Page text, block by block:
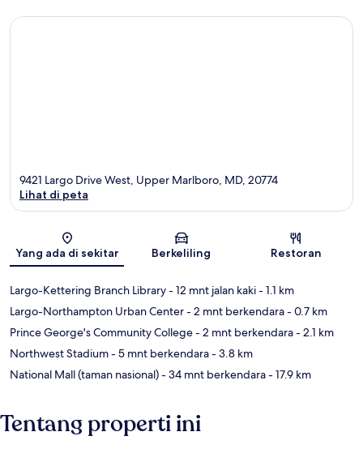
Peta
9421 Largo Drive West, Upper Marlboro, MD, 20774
Lihat di peta
Yang ada di sekitar Berkeliling Restoran
Largo-Kettering Branch Library- 12 mnt jalan kaki- 1.1 km
Largo-Northampton Urban Center- 2 mnt berkendara- 0.7 km
Prince George's Community College- 2 mnt berkendara- 2.1 km
Northwest Stadium- 5 mnt berkendara- 3.8 km
National Mall (taman nasional)- 34 mnt berkendara- 17.9 km
Tentang properti ini